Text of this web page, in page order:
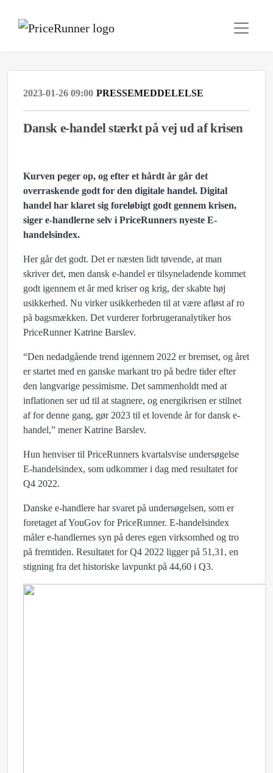
2023-01-26 09:00 PRESSEMEDDELELSE
Dansk e-handel stærkt på vej ud af krisen
Kurven peger op, og efter et hårdt år går det
overraskende godt for den digitale handel. Digital
handel har klaret sig foreløbigt godt gennem krisen,
siger e-handlerne selv i PriceRunners nyeste E-
handelsindex.
Her går det godt. Det er næsten lidt tøvende, at man
skriver det, men dansk e-handel er tilsyneladende kommet
godt igennem et år med kriser og krig, der skabte høj
usikkerhed. Nu virker usikkerheden til at være afløst af ro
på bagsmækken. Det vurderer forbrugeranalytiker hos
PriceRunner Katrine Barslev.
“Den nedadgående trend igennem 2022 er bremset, og året
er startet med en ganske markant tro på bedre tider efter
den langvarige pessimisme. Det sammenholdt med at
inflationen ser ud til at stagnere, og energikrisen er stilnet
af for denne gang, gør 2023 til et lovende år for dansk e-
handel,” mener Katrine Barslev.
Hun henviser til PriceRunners kvartalsvise undersøgelse
E-handelsindex, som udkommer i dag med resultatet for
Q4 2022.
Danske e-handlere har svaret på undersøgelsen, som er
foretaget af YouGov for PriceRunner. E-handelsindex
måler e-handlernes syn på deres egen virksomhed og tro
på fremtiden. Resultatet for Q4 2022 ligger på 51,31, en
stigning fra det historiske lavpunkt på 44,60 i Q3.